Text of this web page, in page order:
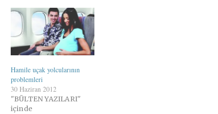
Hamile uçak yolcularının
problemleri
30 Haziran 2012
"BÜLTEN YAZILARI"
içinde